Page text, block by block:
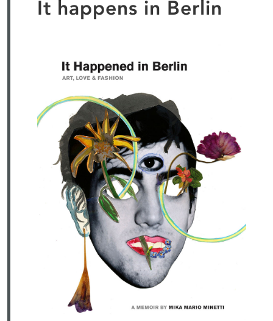
It happens in Berlin